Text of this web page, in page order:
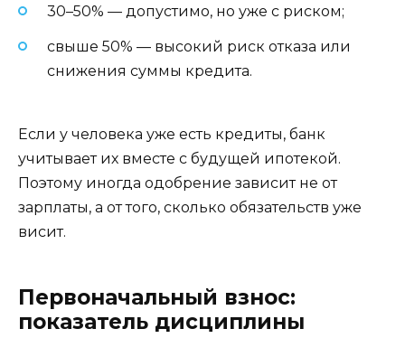
30–50% — допустимо, но уже с риском;
свыше 50% — высокий риск отказа или
снижения суммы кредита.
Если у человека уже есть кредиты, банк
учитывает их вместе с будущей ипотекой.
Поэтому иногда одобрение зависит не от
зарплаты, а от того, сколько обязательств уже
висит.
Первоначальный взнос:
показатель дисциплины